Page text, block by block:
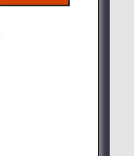
sich in den